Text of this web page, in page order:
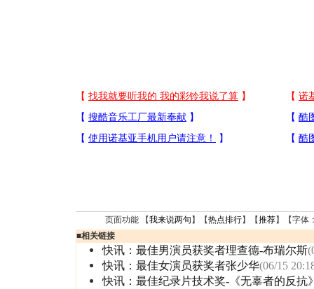
页面功能 【我来说两句 】【热点排行】【推荐】【字体
■相关链接
快讯：最佳男演员获奖者理查德-布瑞尔斯
快讯：最佳女演员获奖者张少华(06/15
快讯：最佳纪录片技术奖-《无辜者的反抗